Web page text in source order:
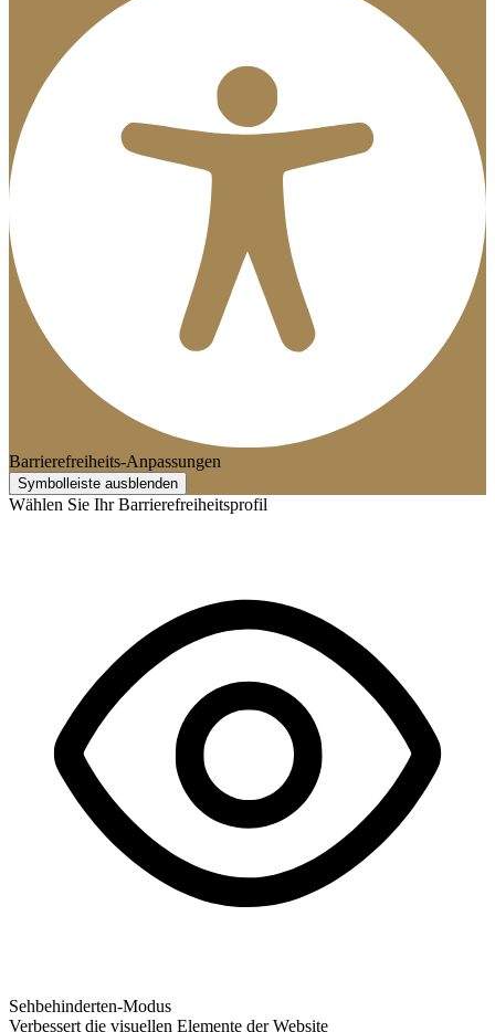
Barrierefreiheits-Anpassungen
Symbolleiste ausblenden
Wählen Sie Ihr Barrierefreiheitsprofil
Sehbehinderten-Modus
Verbessert die visuellen Elemente der Website